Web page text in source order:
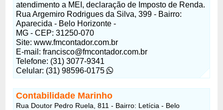
atendimento a MEI, declaração de Imposto de Renda.
Rua Argemiro Rodrigues da Silva, 399 - Bairro:
Aparecida - Belo Horizonte -
MG - CEP: 31250-070
Site: www.fmcontador.com.br
E-mail:francisco@fmcontador.com.br
Telefone: (31) 3077-9341
Celular: (31) 98596-0175
Contabilidade Marinho
Rua Doutor Pedro Ruela, 811 - Bairro: Letícia - Belo